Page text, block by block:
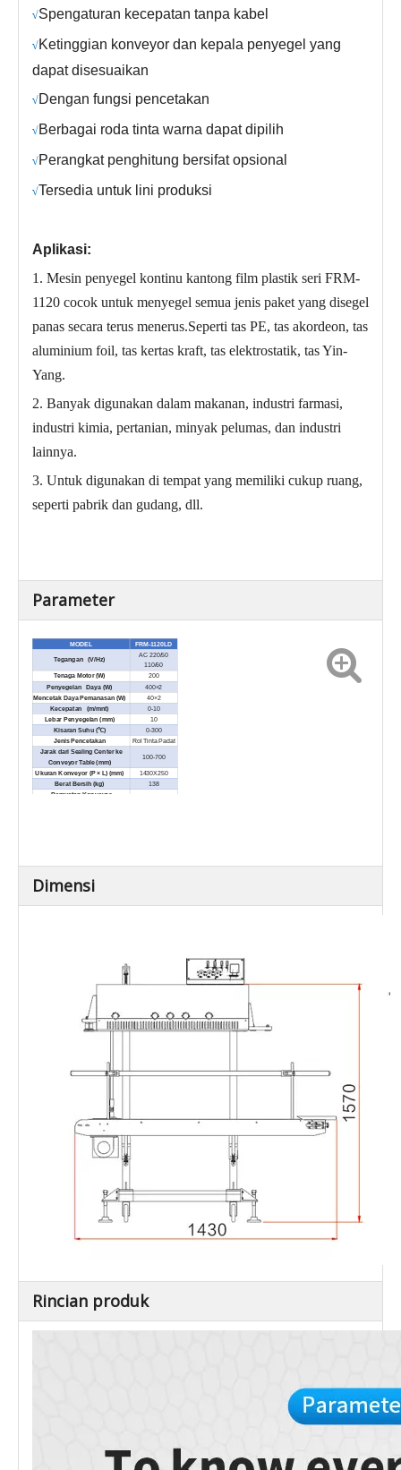
√Spengaturan kecepatan tanpa kabel
√Ketinggian konveyor dan kepala penyegel yang
dapat disesuaikan
√Dengan fungsi pencetakan
√Berbagai roda tinta warna dapat dipilih
√Perangkat penghitung bersifat opsional
√Tersedia untuk lini produksi
Aplikasi:
1. Mesin penyegel kontinu kantong film plastik seri FRM-
1120 cocok untuk menyegel semua jenis paket yang disegel
panas secara terus menerus.Seperti tas PE, tas akordeon, tas
aluminium foil, tas kertas kraft, tas elektrostatik, tas Yin-
Yang.
2. Banyak digunakan dalam makanan, industri farmasi,
industri kimia, pertanian, minyak pelumas, dan industri
lainnya.
3. Untuk digunakan di tempat yang memiliki cukup ruang,
seperti pabrik dan gudang, dll.
Parameter
MODEL FRM-1120LD
Tegangan (V/Hz)
AC 220/50
110/60
Tenaga Motor (W)
200
Penyegelan Daya (W)
400×2
Mencetak Daya Pemanasan (W)
40×2
Kecepatan (m/mnt)
0-10
Lebar Penyegelan (mm)
10
Kisaran Suhu (℃)
0-300
Jenis Pencetakan
Rol Tinta Padat
Jarak dari Sealing Center ke
Conveyor Table (mm)
100-700
Ukuran Konveyor (P × L) (mm) 1430X250
Berat Bersih (kg)
138
Pemuatan Konveyor
Dimensi
Rincian produk